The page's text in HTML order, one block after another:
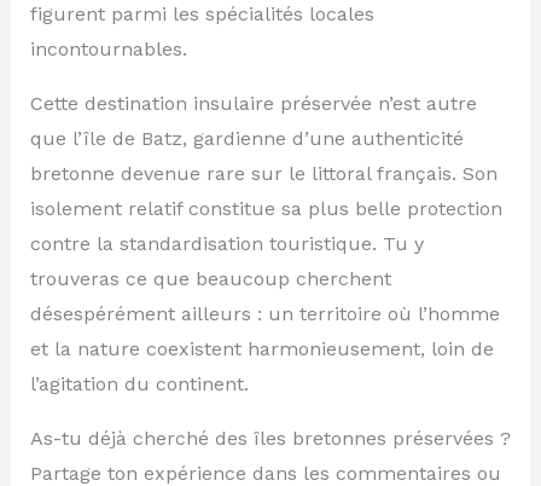
figurent parmi les spécialités locales
incontournables.
Cette destination insulaire préservée n’est autre
que l’île de Batz, gardienne d’une authenticité
bretonne devenue rare sur le littoral français. Son
isolement relatif constitue sa plus belle protection
contre la standardisation touristique. Tu y
trouveras ce que beaucoup cherchent
désespérément ailleurs : un territoire où l’homme
et la nature coexistent harmonieusement, loin de
l’agitation du continent.
As-tu déjà cherché des îles bretonnes préservées ?
Partage ton expérience dans les commentaires ou